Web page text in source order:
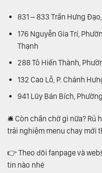
831 – 833 Trần Hưng
176 Nguyễn Gia Trí,
Thạnh
288 Tô Hiến Thành,
132 Cao Lỗ, P. Chánh
941 Lũy Bán Bích,
🛎 Còn chần chờ gì nữa? Rủ
trải nghiệm menu chay mới
👉 Theo dõi fanpage và
tin nào nhé